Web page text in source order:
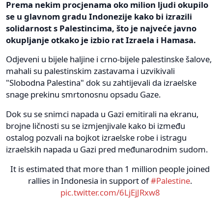
Prema nekim procjenama oko milion ljudi okupilo
se u glavnom gradu Indonezije kako bi izrazili
solidarnost s Palestincima, što je najveće javno
okupljanje otkako je izbio rat Izraela i Hamasa.
Odjeveni u bijele haljine i crno-bijele palestinske šalove,
mahali su palestinskim zastavama i uzvikivali
"Slobodna Palestina" dok su zahtijevali da izraelske
snage prekinu smrtonosnu opsadu Gaze.
Dok su se snimci napada u Gazi emitirali na ekranu,
brojne ličnosti su se izmjenjivale kako bi između
ostalog pozvali na bojkot izraelske robe i istragu
izraelskih napada u Gazi pred međunarodnim sudom.
It is estimated that more than 1 million people joined
rallies in Indonesia in support of#Palestine.
pic.twitter.com/6LjEjJRxw8